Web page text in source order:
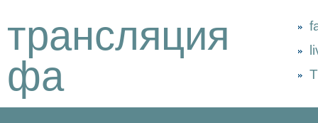
трансляция
фа